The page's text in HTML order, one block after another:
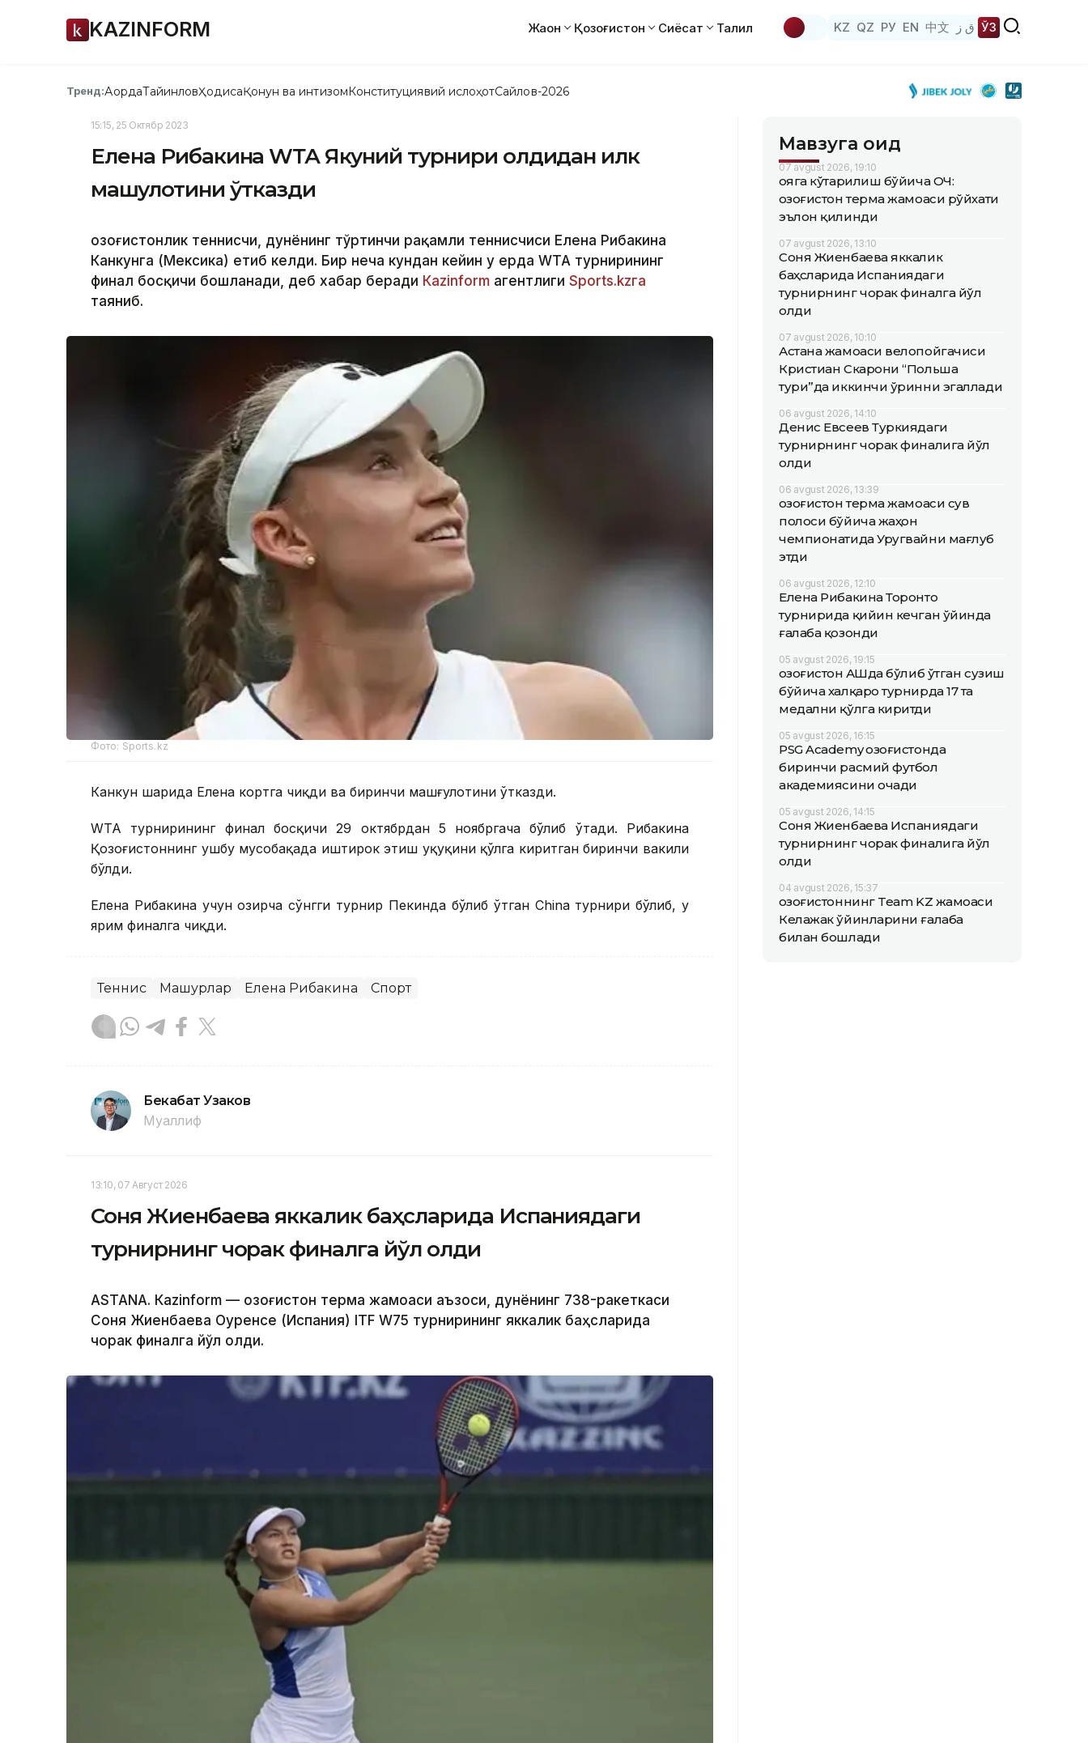
KAZINFORM Жаҳон Қозоғистон Сиёсат Таҳлил KZ QZ РУ EN 中文 ق ز ЎЗ
Тренд:АқордаТайинловҲодисаҚонун ва интизомКонституциявий ислоҳотСайлов-2026
15:15, 25 Октябр 2023
Елена Рибакина WТА Якуний турнири олдидан илк
машғулотини ўтказди
Қозоғистонлик теннисчи, дунёнинг тўртинчи рақамли теннисчиси Елена Рибакина
Канкунга (Мексика) етиб келди. Бир неча кундан кейин у ерда WТА турнирининг
финал босқичи бошланади, деб хабар беради Кazinform агентлиги Sports.kzга
таяниб.
Фото: Sports.kz
Канкун шаҳрида Елена кортга чиқди ва биринчи машғулотини ўтказди.
WТА турнирининг финал босқичи 29 октябрдан 5 ноябргача бўлиб ўтади. Рибакина
Қозоғистоннинг ушбу мусобақада иштирок этиш ҳуқуқини қўлга киритган биринчи вакили
бўлди.
Елена Рибакина учун ҳозирча сўнгги турнир Пекинда бўлиб ўтган China турнири бўлиб, у
ярим финалга чиқди.
Теннис Машҳурлар Елена Рибакина Спорт
Бекабат Узаков
Муаллиф
13:10, 07 Август 2026
Соня Жиенбаева яккалик баҳсларида Испаниядаги
турнирнинг чорак финалга йўл олди
ASTANА. Кazinform — Қозоғистон терма жамоаси аъзоси, дунёнинг 738-ракеткаси
Соня Жиенбаева Оуренсе (Испания) ITF W75 турнирининг яккалик баҳсларида
чорак финалга йўл олди.
Мавзуга оид
07 avgust 2026, 19:10
Қояга кўтарилиш бўйича ОЧ:
Қозоғистон терма жамоаси рўйхати
эълон қилинди
07 avgust 2026, 13:10
Соня Жиенбаева яккалик
баҳсларида Испаниядаги
турнирнинг чорак финалга йўл
олди
07 avgust 2026, 10:10
Астана жамоаси велопойгачиси
Кристиан Скарони “Польша
тури”да иккинчи ўринни эгаллади
06 avgust 2026, 14:10
Денис Евсеев Туркиядаги
турнирнинг чорак финалига йўл
олди
06 avgust 2026, 13:39
Қозоғистон терма жамоаси сув
полоси бўйича жаҳон
чемпионатида Уругвайни мағлуб
этди
06 avgust 2026, 12:10
Елена Рибакина Торонто
турнирида қийин кечган ўйинда
ғалаба қозонди
05 avgust 2026, 19:15
Қозоғистон АҚШда бўлиб ўтган сузиш
бўйича халқаро турнирда 17 та
медални қўлга киритди
05 avgust 2026, 16:15
PSG Academy Қозоғистонда
биринчи расмий футбол
академиясини очади
05 avgust 2026, 14:15
Соня Жиенбаева Испаниядаги
турнирнинг чорак финалига йўл
олди
04 avgust 2026, 15:37
Қозоғистоннинг Team KZ жамоаси
Келажак ўйинларини ғалаба
билан бошлади